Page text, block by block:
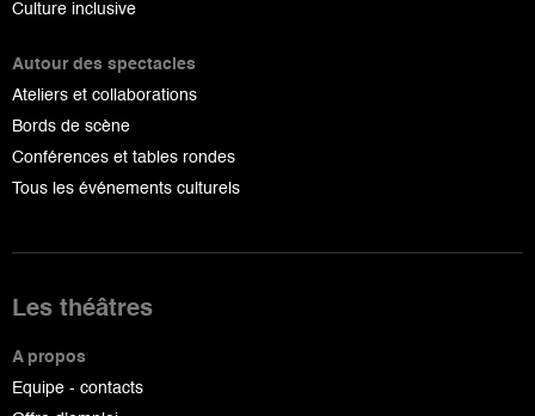
Culture inclusive
Autour des spectacles
Ateliers et collaborations
Bords de scène
Conférences et tables rondes
Tous les événements culturels
Les théâtres
A propos
Equipe - contacts